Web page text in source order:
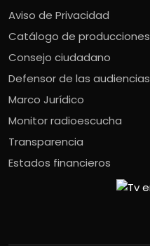
Aviso de Privacidad
Catálogo de producciones
Consejo ciudadano
Defensor de las audiencias
Marco Jurídico
Monitor radioescucha
Transparencia
Estados financieros